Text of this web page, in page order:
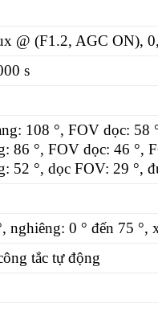
@ (F1.2, AGC ON),
s
108 °, FOV dọc: 58
86 °, FOV dọc: 46 °,
52 °, dọc FOV: 29 °,
nghiêng: 0 ° đến 75 °,
tắc tự động